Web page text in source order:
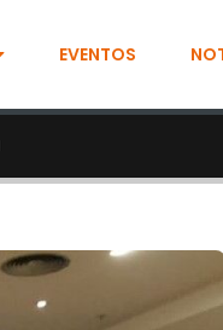
EVENTOS